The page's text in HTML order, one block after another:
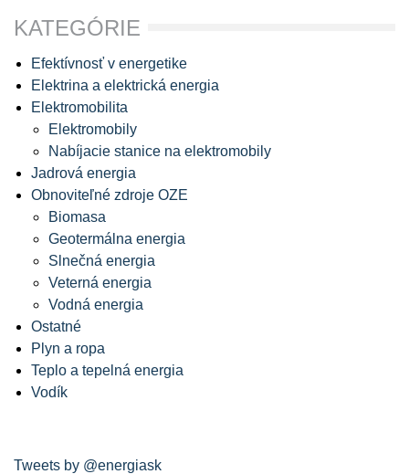
KATEGÓRIE
Efektívnosť v energetike
Elektrina a elektrická energia
Elektromobilita
Elektromobily
Nabíjacie stanice na elektromobily
Jadrová energia
Obnoviteľné zdroje OZE
Biomasa
Geotermálna energia
Slnečná energia
Veterná energia
Vodná energia
Ostatné
Plyn a ropa
Teplo a tepelná energia
Vodík
Tweets by @energiask